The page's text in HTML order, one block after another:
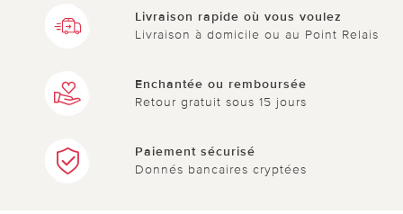
Livraison rapide où vous voulez
Livraison à domicile ou au Point Relais
Enchantée ou remboursée
Retour gratuit sous 15 jours
Paiement sécurisé
Donnés bancaires cryptées